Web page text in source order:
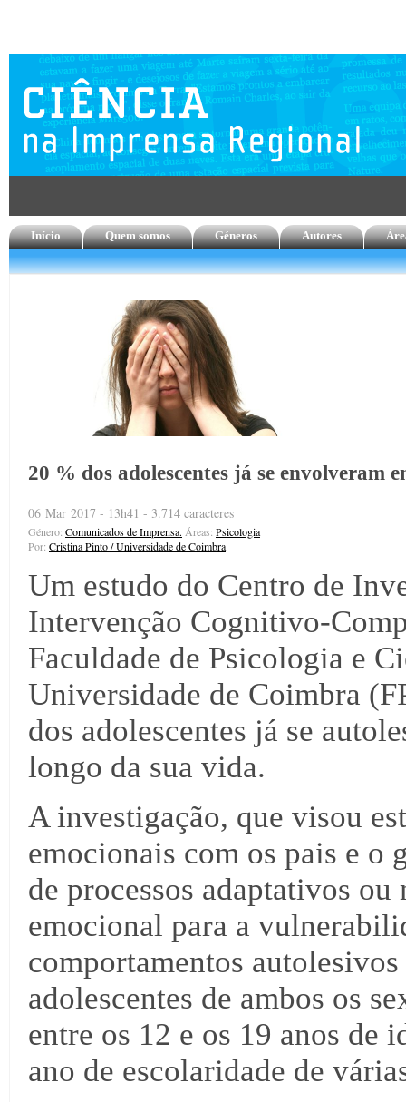
Início Quem somos Géneros Autores
20 % dos adolescentes já se envolveram
06 Mar 2017 - 13h41 - 3.714 caracteres
Género: Comunicados de Imprensa. Áreas: Psicologia
Por: Cristina Pinto / Universidade de Coimbra
Um estudo do Centro de
Intervenção Cognitivo-
Faculdade de Psicologia e
Universidade de Coimbra
dos adolescentes já se
longo da sua vida.
A investigação, que visou
emocionais com os pais e o
de processos adaptativos
emocional para a
comportamentos
adolescentes de ambos os
entre os 12 e os 19 anos de
ano de escolaridade de